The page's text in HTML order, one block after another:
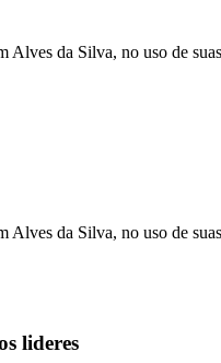
da Silva, no uso de
da Silva, no uso de suas
lideres